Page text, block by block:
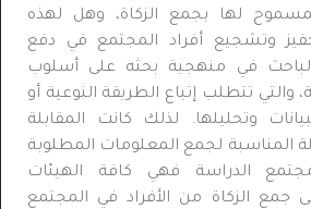
لها بجمع الزكاة، وهل لهذه
وتشجيع أفراد المجتمع في دفع
في منهجية بحثه على أسلوب
والتي تتطلب إتباع الطريقة النوعية أو
وتحليلها. لذلك كانت المقابلة
المناسبة لجمع المعلومات المطلوبة
الدراسة فهي كافة الهيئات
جمع الزكاة من الأفراد في المجتمع